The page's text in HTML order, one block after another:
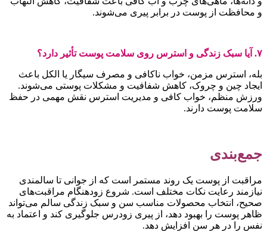
و محافظت از پوست در برابر پیری می‌شوند.
۷. آیا سبک زندگی و استرس روی سلامت پوست تأثیر دارد؟
بله، استرس مزمن، خواب ناکافی و مصرف سیگار یا الکل باعث
ایجاد چین و چروک، کاهش شفافیت و مشکلات پوستی می‌شوند.
ورزش منظم، خواب کافی و مدیریت استرس نقش مهمی در حفظ
سلامت پوست دارند.
جمع‌بندی
مراقبت از پوست یک روند مستمر است که از جوانی تا سالمندی
نیازمند رعایت نکات مختلف است. شروع زودهنگام مراقبت‌های
صحیح، انتخاب محصولات مناسب سن و سبک زندگی سالم می‌تواند
ظاهر پوست را بهبود دهد، از پیری زودرس جلوگیری کند و اعتماد به
نفس را در هر سن افزایش دهد.